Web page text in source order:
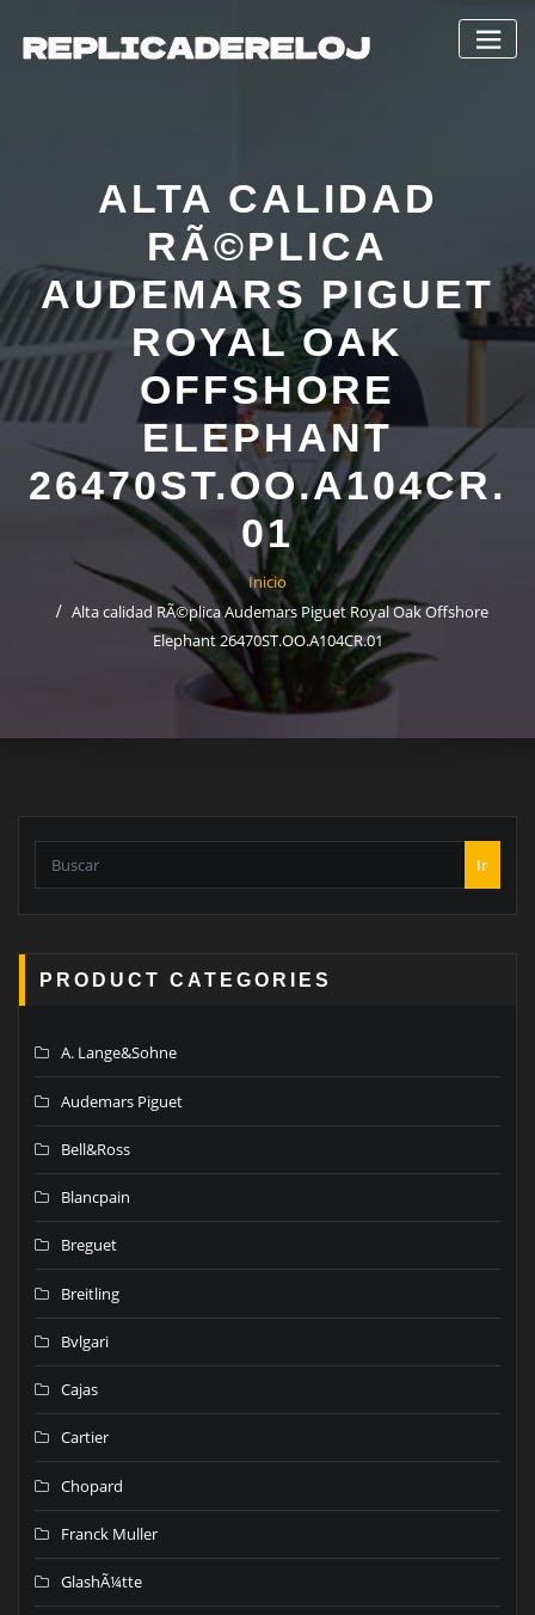
contenido
ALTA CALIDAD
RÃ©PLICA
AUDEMARS PIGUET
ROYAL OAK
OFFSHORE
ELEPHANT
26470ST.OO.A104CR.
01
Inicio
Alta calidad RÃ©plica Audemars Piguet Royal Oak Offshore
Elephant 26470ST.OO.A104CR.01
Ir
PRODUCT CATEGORIES
A. Lange&Sohne
Audemars Piguet
Bell&Ross
Blancpain
Breguet
Breitling
Bvlgari
Cajas
Cartier
Chopard
Franck Muller
GlashÃ¼tte